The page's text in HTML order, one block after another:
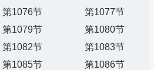
第1076节
第1077节
第1079节
第1080节
第1082节
第1083节
第1085节
第1086节